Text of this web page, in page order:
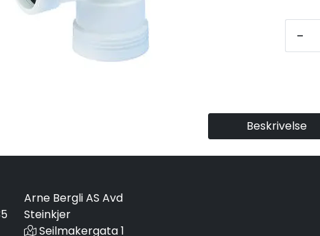
-
Beskrivelse
Arne Bergli AS Avd
Steinkjer
Seilmakergata 1